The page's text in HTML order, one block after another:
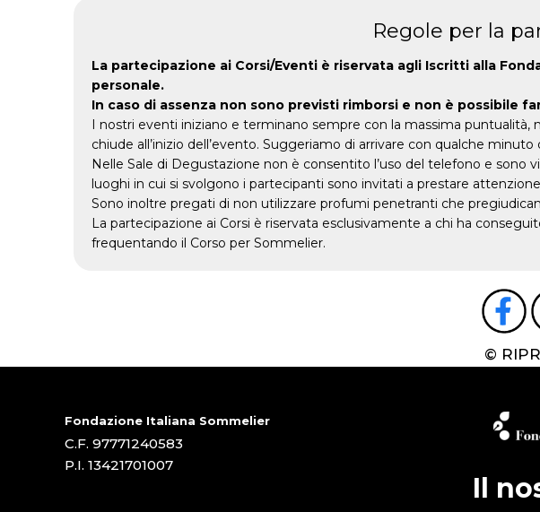
Regole per la
La partecipazione ai Corsi/Eventi è riservata agli Iscritti alla
personale.
In caso di assenza non sono previsti rimborsi e non è possibile
I nostri eventi iniziano e terminano sempre con la massima puntualità,
chiude all’inizio dell’evento. Suggeriamo di arrivare con qualche
Nelle Sale di Degustazione non è consentito l’uso del telefono e sono
luoghi in cui si svolgono i partecipanti sono invitati a prestare
Sono inoltre pregati di non utilizzare profumi penetranti che
La partecipazione ai Corsi è riservata esclusivamente a chi ha
frequentando il Corso per Sommelier.
©
Fondazione Italiana Sommelier
C.F. 97771240583
P.I. 13421701007
Il